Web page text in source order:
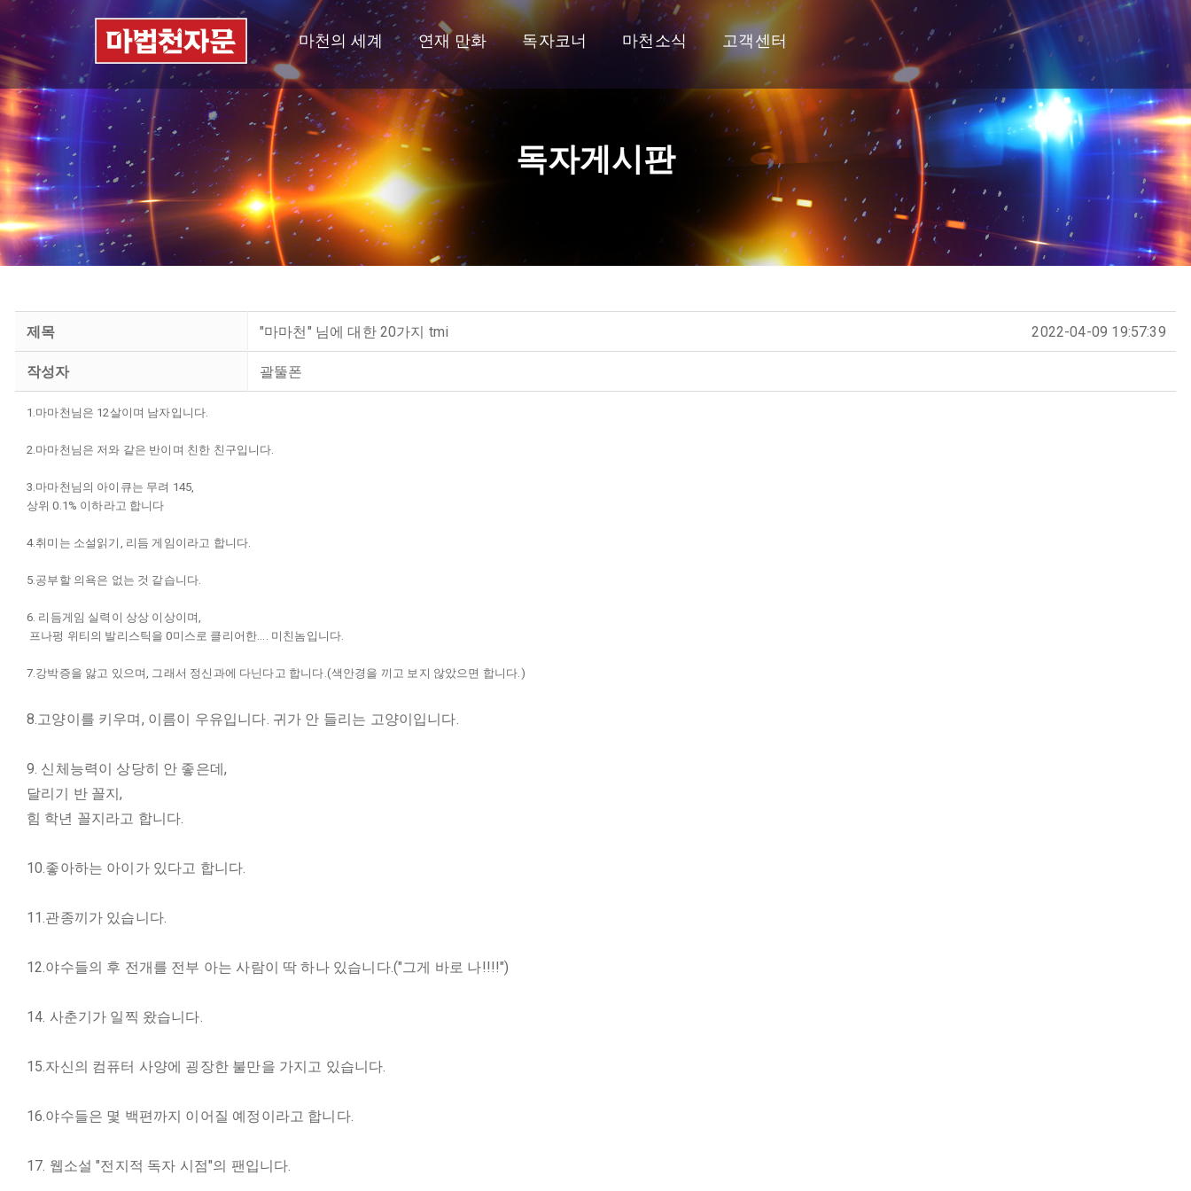
마천의 세계 연재 만화 독자코너 마천소식 고객센터
독자게시판
제목 "마마천" 님에 대한 20가지 tmi 2022-04-09 19:57:39
작성자 괄뚤폰
1.마마천님은 12살이며 남자입니다.
2.마마천님은 저와 같은 반이며 친한 친구입니다.
3.마마천님의 아이큐는 무려 145,
상위 0.1% 이하라고 합니다
4.취미는 소설읽기, 리듬 게임이라고 합니다.
5.공부할 의욕은 없는 것 같습니다.
6. 리듬게임 실력이 상상 이상이며,
프나펑 위티의 발리스틱을 0미스로 클리어한.... 미친놈입니다.
7.강박증을 앓고 있으며, 그래서 정신과에 다닌다고 합니다.(색안경을 끼고 보지 않았으면 합니다.)
8.고양이를 키우며, 이름이 우유입니다. 귀가 안 들리는 고양이입니다.
9. 신체능력이 상당히 안 좋은데,
달리기 반 꼴지,
힘 학년 꼴지라고 합니다.
10.좋아하는 아이가 있다고 합니다.
11.관종끼가 있습니다.
12.야수들의 후 전개를 전부 아는 사람이 딱 하나 있습니다.("그게 바로 나!!!!")
14. 사춘기가 일찍 왔습니다.
15.자신의 컴퓨터 사양에 굉장한 불만을 가지고 있습니다.
16.야수들은 몇 백편까지 이어질 예정이라고 합니다.
17. 웹소설 "전지적 독자 시점"의 팬입니다.